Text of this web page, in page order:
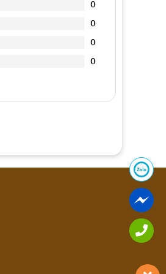
0
0
0
0